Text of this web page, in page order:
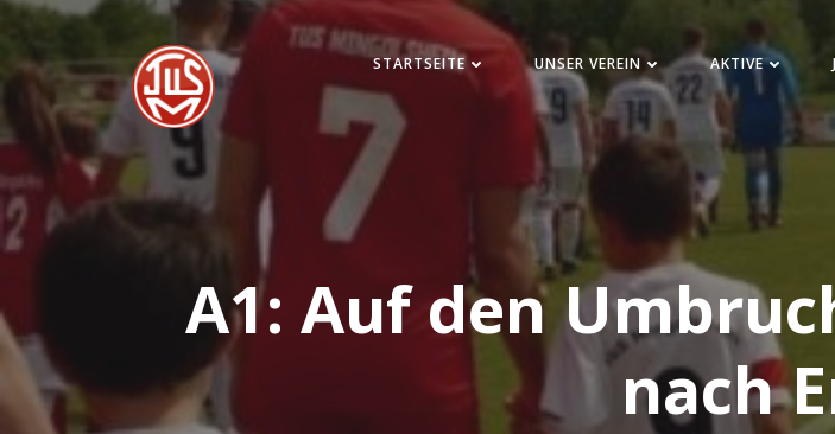
Zum
springen
STARTSEITE UNSER VEREIN AKTIVE
A1: Auf den
nach